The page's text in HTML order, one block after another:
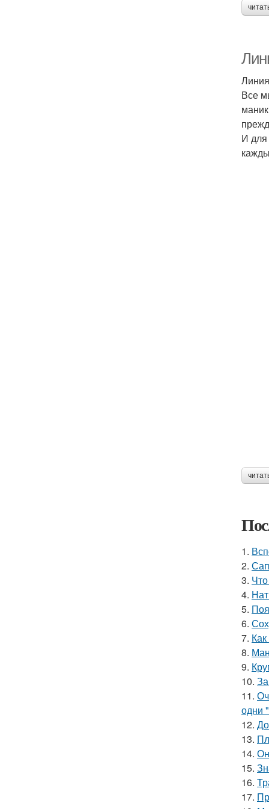
Все
И для
1.
2.
3.
4.
5.
6.
7.
8.
9.
10.
11.
одни
12.
13.
14.
15.
16.
17.